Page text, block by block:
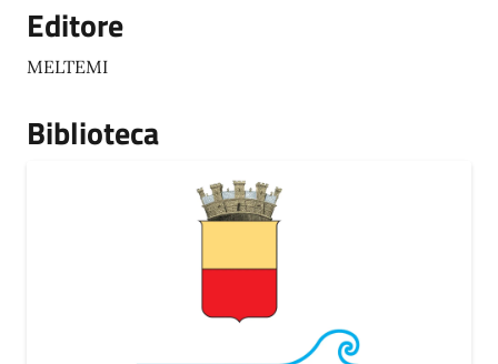
Editore
MELTEMI
Biblioteca